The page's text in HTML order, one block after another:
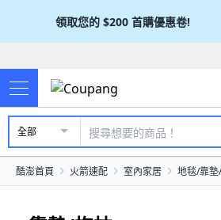
領取您的 $200 首購優惠卷!
全部
酷澎首頁 火箭速配 室內家居 地毯/靠